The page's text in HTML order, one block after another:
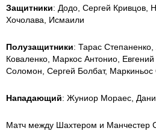
Защитники: Додо, Сергей Кривцов,
Хочолава, Исмаили
Полузащитники: Тарас
Коваленко, Маркос Антонио,
Соломон, Сергей Болбат,
Нападающий: Жуниор Мораес,
Матч между Шахтером и Манчестер